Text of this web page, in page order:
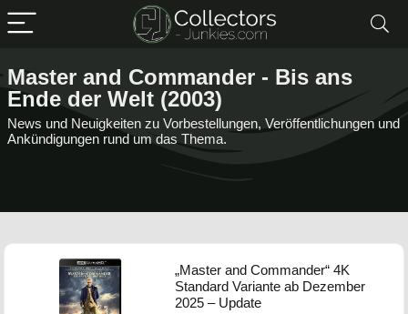
Master and Commander - Bis ans
Ende der Welt (2003)
News und Neuigkeiten zu Vorbestellungen, Veröffentlichungen und
Ankündigungen rund um das Thema.
„Master and Commander“ 4K
Standard Variante ab Dezember
2025 – Update